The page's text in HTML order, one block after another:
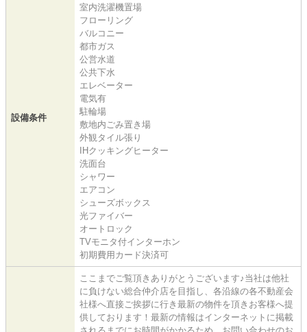
設備条件
室内洗濯機置場
フローリング
バルコニー
都市ガス
公営水道
公共下水
エレベーター
電気有
駐輪場
敷地内ごみ置き場
外観タイル張り
IHクッキングヒーター
洗面台
シャワー
エアコン
シューズボックス
光ファイバー
オートロック
TVモニタ付インターホン
初期費用カード決済可
ここまでご覧頂きありがとうございます♪当社は他社
に負けない総合仲介店を目指し、各沿線の各不動産会
社様へ直接ご挨拶に行き最新の物件を頂きお客様へ提
供しております！最新の情報はインターネットに掲載